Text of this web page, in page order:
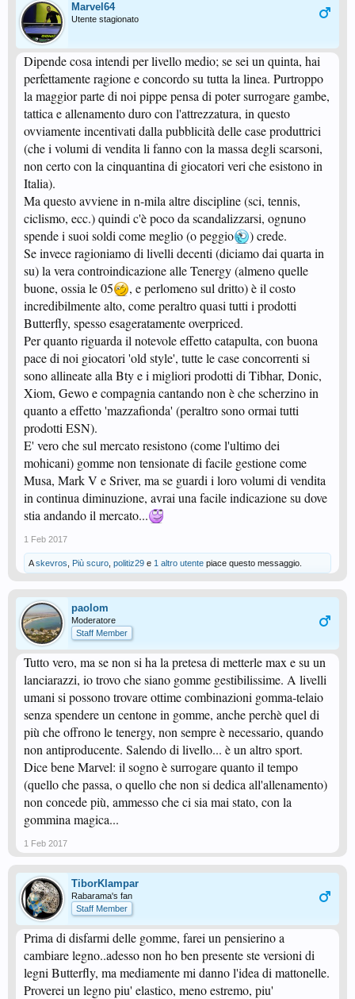
Marvel64
Utente stagionato
Dipende cosa intendi per livello medio; se sei un quinta, hai
perfettamente ragione e concordo su tutta la linea. Purtroppo
la maggior parte di noi pippe pensa di poter surrogare gambe,
tattica e allenamento duro con l'attrezzatura, in questo
ovviamente incentivati dalla pubblicità delle case produttrici
(che i volumi di vendita li fanno con la massa degli scarsoni,
non certo con la cinquantina di giocatori veri che esistono in
Italia).
Ma questo avviene in n-mila altre discipline (sci, tennis,
ciclismo, ecc.) quindi c'è poco da scandalizzarsi, ognuno
spende i suoi soldi come meglio (o peggio
) crede.
Se invece ragioniamo di livelli decenti (diciamo dai quarta in
su) la vera controindicazione alle Tenergy (almeno quelle
buone, ossia le 05
, e perlomeno sul dritto) è il costo
incredibilmente alto, come peraltro quasi tutti i prodotti
Butterfly, spesso esageratamente overpriced.
Per quanto riguarda il notevole effetto catapulta, con buona
pace di noi giocatori 'old style', tutte le case concorrenti si
sono allineate alla Bty e i migliori prodotti di Tibhar, Donic,
Xiom, Gewo e compagnia cantando non è che scherzino in
quanto a effetto 'mazzafionda' (peraltro sono ormai tutti
prodotti ESN).
E' vero che sul mercato resistono (come l'ultimo dei
mohicani) gomme non tensionate di facile gestione come
Musa, Mark V e Sriver, ma se guardi i loro volumi di vendita
in continua diminuzione, avrai una facile indicazione su dove
stia andando il mercato...
1 Feb 2017
Askevros Più scuro politiz29 e 1 altro utente piace questo messaggio.
paolom
Moderatore
Staff Member
Tutto vero, ma se non si ha la pretesa di metterle max e su un
lanciarazzi, io trovo che siano gomme gestibilissime. A livelli
umani si possono trovare ottime combinazioni gomma-telaio
senza spendere un centone in gomme, anche perchè quel di
più che offrono le tenergy, non sempre è necessario, quando
non antiproducente. Salendo di livello... è un altro sport.
Dice bene Marvel: il sogno è surrogare quanto il tempo
(quello che passa, o quello che non si dedica all'allenamento)
non concede più, ammesso che ci sia mai stato, con la
gommina magica...
1 Feb 2017
TiborKlampar
Rabarama's fan
Staff Member
Prima di disfarmi delle gomme, farei un pensierino a
cambiare legno..adesso non ho ben presente ste versioni di
legni Butterfly, ma mediamente mi danno l'idea di mattonelle.
Proverei un legno piu' elastico, meno estremo, piu'